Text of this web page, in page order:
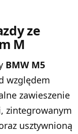
ze
M
BMW M5
względem
zawieszenie
zintegrowanym
usztywnioną